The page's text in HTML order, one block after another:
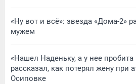
«Ну вот и всё»: звезда «Дома-2»
мужем
«Нашел Наденьку, а у нее
рассказал, как потерял жену при
Осиповке